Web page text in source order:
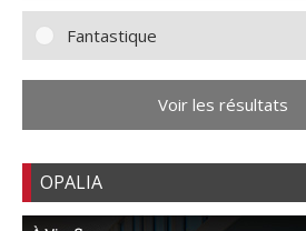
Fantastique
Voir les résultats
OPALIA